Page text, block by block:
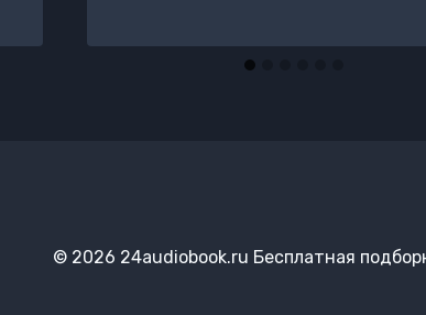
© 2026 24audiobook.ru Бесплатная